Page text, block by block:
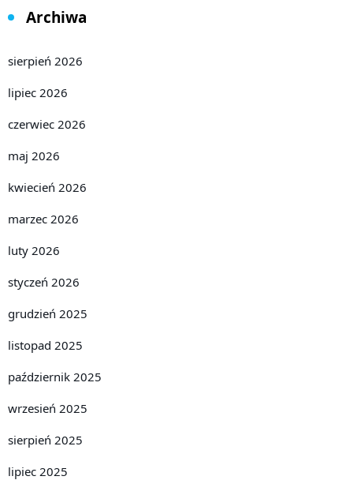
Archiwa
sierpień 2026
lipiec 2026
czerwiec 2026
maj 2026
kwiecień 2026
marzec 2026
luty 2026
styczeń 2026
grudzień 2025
listopad 2025
październik 2025
wrzesień 2025
sierpień 2025
lipiec 2025